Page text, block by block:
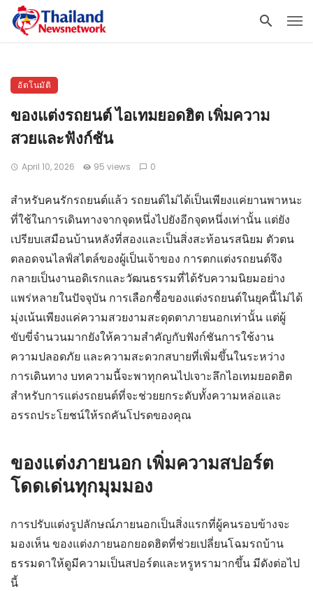
อัตโนมัติ
ของแต่งรถยนต์ ไอเทมยอดฮิต เพิ่มความ
สวยและฟังก์ชัน
April 10, 2026 95 views 0
สำหรับคนรักรถยนต์แล้ว รถยนต์ไม่ได้เป็นเพียงแค่ยานพาหนะ
ที่ใช้ในการเดินทางจากจุดหนึ่งไปยังอีกจุดหนึ่งเท่านั้น แต่ยัง
เปรียบเสมือนบ้านหลังที่สองและเป็นสิ่งสะท้อนรสนิยม ตัวตน
ตลอดจนไลฟ์สไตล์ของผู้เป็นเจ้าของ การตกแต่งรถยนต์จึง
กลายเป็นงานอดิเรกและวัฒนธรรมที่ได้รับความนิยมอย่าง
แพร่หลายในปัจจุบัน การเลือกซื้อของแต่งรถยนต์ในยุคนี้ไม่ได้
มุ่งเน้นเพียงแค่ความสวยงามสะดุดตาภายนอกเท่านั้น แต่ผู้
ขับขี่จำนวนมากยังให้ความสำคัญกับฟังก์ชันการใช้งาน
ความปลอดภัย และความสะดวกสบายที่เพิ่มขึ้นในระหว่าง
การเดินทาง บทความนี้จะพาทุกคนไปเจาะลึกไอเทมยอดฮิต
สำหรับการแต่งรถยนต์ที่จะช่วยยกระดับทั้งความหล่อและ
อรรถประโยชน์ให้รถคันโปรดของคุณ
ของแต่งภายนอก เพิ่มความสปอร์ต
โดดเด่นทุกมุมมอง
การปรับแต่งรูปลักษณ์ภายนอกเป็นสิ่งแรกที่ผู้คนรอบข้างจะ
มองเห็น ของแต่งภายนอกยอดฮิตที่ช่วยเปลี่ยนโฉมรถบ้าน
ธรรมดาให้ดูมีความเป็นสปอร์ตและหรูหรามากขึ้น มีดังต่อไป
นี้